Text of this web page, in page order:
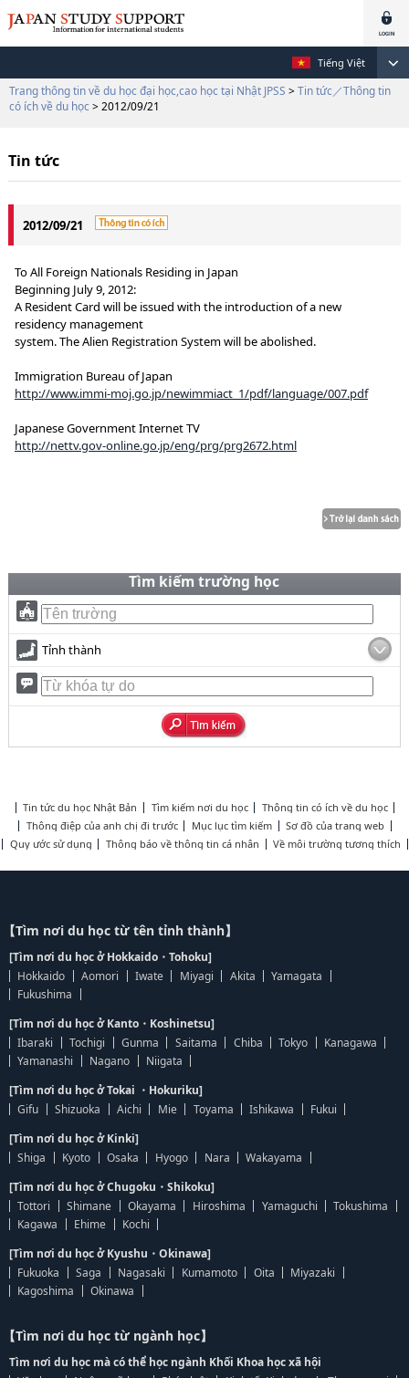
Tiếng Việt
Trang thông tin về du học đại học,cao học tại Nhật JPSS > Tin tức／Thông tin
có ích về du học > 2012/09/21
Tin tức
2012/09/21
To All Foreign Nationals Residing in Japan
Beginning July 9, 2012:
A Resident Card will be issued with the introduction of a new
residency management
system. The Alien Registration System will be abolished.
Immigration Bureau of Japan
http://www.immi-moj.go.jp/newimmiact_1/pdf/language/007.pdf
Japanese Government Internet TV
http://nettv.gov-online.go.jp/eng/prg/prg2672.html
Tìm kiếm trường học
Tỉnh thành
Tin tức du học Nhật Bản Tìm kiếm nơi du học
Thông tin có ích về du học
Thông điệp của anh chị đi trước
Mục lục tìm kiếm
Sơ đồ của trang web
Quy ước sử dụng
Thông báo về thông tin cá nhân Về môi trường tương thích
【Tìm nơi du học từ tên tỉnh thành】
[Tìm nơi du học ở Hokkaido・Tohoku]
Hokkaido
Aomori Iwate Miyagi Akita
Yamagata
Fukushima
[Tìm nơi du học ở Kanto・Koshinetsu]
Ibaraki
Tochigi Gunma Saitama Chiba Tokyo
Kanagawa
Yamanashi
Nagano
Niigata
[Tìm nơi du học ở Tokai ・Hokuriku]
Gifu
Shizuoka Aichi Mie Toyama Ishikawa
Fukui
[Tìm nơi du học ở Kinki]
Shiga
Kyoto Osaka Hyogo Nara
Wakayama
[Tìm nơi du học ở Chugoku・Shikoku]
Tottori
Shimane Okayama Hiroshima Yamaguchi
Tokushima
Kagawa
Ehime
Kochi
[Tìm nơi du học ở Kyushu・Okinawa]
Fukuoka
Saga Nagasaki Kumamoto Oita
Miyazaki
Kagoshima
Okinawa
【Tìm nơi du học từ ngành học】
Tìm nơi du học mà có thể học ngành Khối Khoa học xã hội